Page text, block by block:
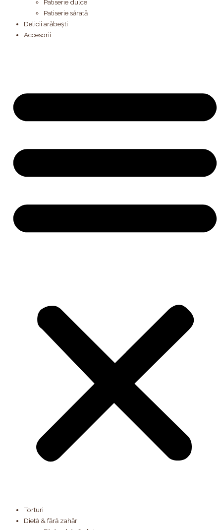
Patiserie dulce
Patiserie sărată
Delicii arăbești
Accesorii
Torturi
Dietă & fără zahăr